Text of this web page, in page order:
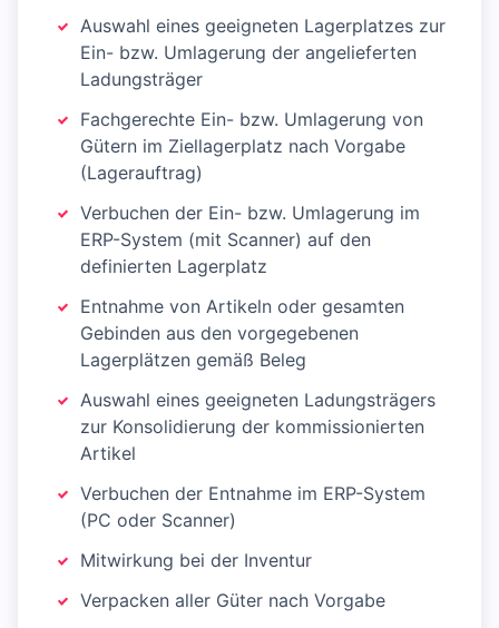
Auswahl eines geeigneten Lagerplatzes zur
Ein- bzw. Umlagerung der angelieferten
Ladungsträger
Fachgerechte Ein- bzw. Umlagerung von
Gütern im Ziellagerplatz nach Vorgabe
(Lagerauftrag)
Verbuchen der Ein- bzw. Umlagerung im
ERP-System (mit Scanner) auf den
definierten Lagerplatz
Entnahme von Artikeln oder gesamten
Gebinden aus den vorgegebenen
Lagerplätzen gemäß Beleg
Auswahl eines geeigneten Ladungsträgers
zur Konsolidierung der kommissionierten
Artikel
Verbuchen der Entnahme im ERP-System
(PC oder Scanner)
Mitwirkung bei der Inventur
Verpacken aller Güter nach Vorgabe